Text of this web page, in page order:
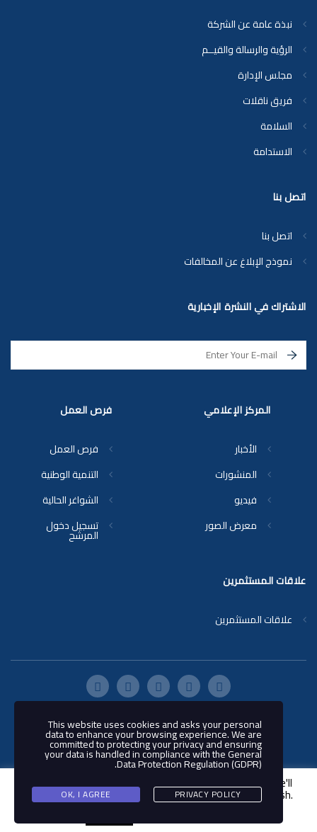
اتصل بنا
اتصل بنا
نموذج الإبلاغ عن المخالفات
الاشتراك في النشرة الإخبارية
فرص العمل
فرص العمل
التنمية الوطنية
الشواغر الحالية
تسجيل دخول
المرشح
المركز الإعلامي
الأخبار
المنشورات
فيديو
معرض الصور
علاقات المستثمرين
علاقات المستثمرين
نبذة عامة عن الشركة
الرؤية والرسالة والقيــم
مجلس الإدارة
فريق ناقلات
السلامة
الاستدامة
© 2018 شركة ناقلات - جميع الحقوق
محفوظة
This website uses cookies to improve your experience. We'll
assume you're ok with this, but you can opt-out if you wish.
This website uses cookies and asks your personal
data to enhance your browsing experience. We are
committed to protecting your privacy and ensuring
your data is handled in compliance with theGeneral
Data Protection Regulation (GDPR)
.
OK, I AGREE PRIVACY POLICY